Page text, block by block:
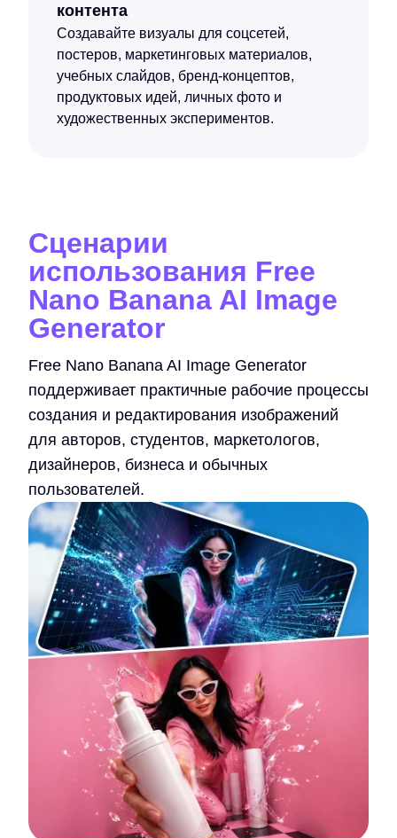
контента
Создавайте визуалы для соцсетей,
постеров, маркетинговых материалов,
учебных слайдов, бренд-концептов,
продуктовых идей, личных фото и
художественных экспериментов.
Сценарии
использования Free
Nano Banana AI Image
Generator
Free Nano Banana AI Image Generator
поддерживает практичные рабочие процессы
создания и редактирования изображений
для авторов, студентов, маркетологов,
дизайнеров, бизнеса и обычных
пользователей.